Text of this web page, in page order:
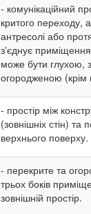
- комунікаційний
критого переходу,
антресолі або
з'єднує
може бути глухою,
огородженою (крім
- простір між
(зовнішніх стін) та
верхнього поверху.
- перекрите та
трьох боків
зовнішній простір.